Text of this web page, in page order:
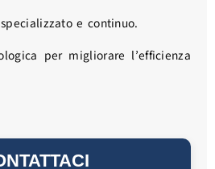
e continuo.
per migliorare l’efficienza